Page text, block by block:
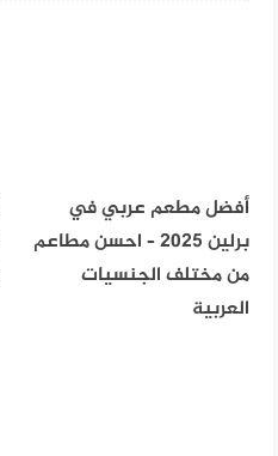
أفضل مطعم عربي في
برلين 2025 – احسن مطاعم
من مختلف الجنسيات
العربية